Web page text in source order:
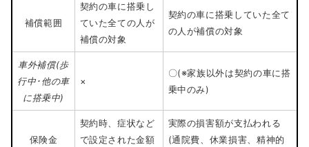
補償範囲
契約の車に搭乗し
ていた全ての人が
補償の対象
契約の車に搭乗していた全て
の人が補償の対象
車外補償(歩
行中･他の車
に搭乗中)
×
〇(※家族以外は契約の車に搭
乗中のみ)
保険金
契約時、症状など
で設定された金額
実際の損害額が支払われる
(通院費、休業損害、精神的